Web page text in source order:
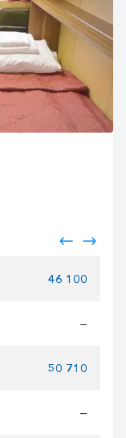
46 100
—
50 710
—